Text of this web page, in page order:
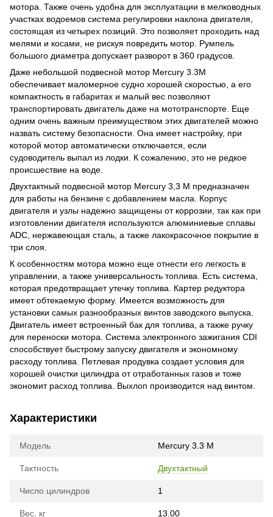
мотора. Также очень удобна для эксплуатации в мелководных
участках водоемов система регулировки наклона двигателя,
состоящая из четырех позиций. Это позволяет проходить над
мелями и косами, не рискуя повредить мотор. Румпель
большого диаметра допускает разворот в 360 градусов.
Даже небольшой подвесной мотор Mercury 3.3M
обеспечивает маломерное судно хорошей скоростью, а его
компактность в габаритах и малый вес позволяют
транспортировать двигатель даже на мототранспорте. Еще
одним очень важным преимуществом этих двигателей можно
назвать систему безопасности. Она имеет настройку, при
которой мотор автоматически отключается, если
судоводитель выпал из лодки. К сожалению, это не редкое
происшествие на воде.
Двухтактный подвесной мотор Mercury 3,3 M предназначен
для работы на бензине с добавлением масла. Корпус
двигателя и узлы надежно защищены от коррозии, так как при
изготовлении двигателя используются алюминиевые сплавы
АDC, нержавеющая сталь, а также лакокрасочное покрытие в
три слоя.
К особенностям мотора можно еще отнести его легкость в
управлении, а также универсальность топлива. Есть система,
которая предотвращает утечку топлива. Картер редуктора
имеет обтекаемую форму. Имеется возможность для
установки самых разнообразных винтов заводского выпуска.
Двигатель имеет встроенный бак для топлива, а также ручку
для переноски мотора. Система электронного зажигания CDI
способствует быстрому запуску двигателя и экономному
расходу топлива. Петлевая продувка создает условия для
хорошей очистки цилиндра от отработанных газов и тоже
экономит расход топлива. Выхлоп производится над винтом.
Характеристики
Модель Mercury 3.3 M
Тактность Двухтактный
Число цилиндров 1
Вес, кг 13.00